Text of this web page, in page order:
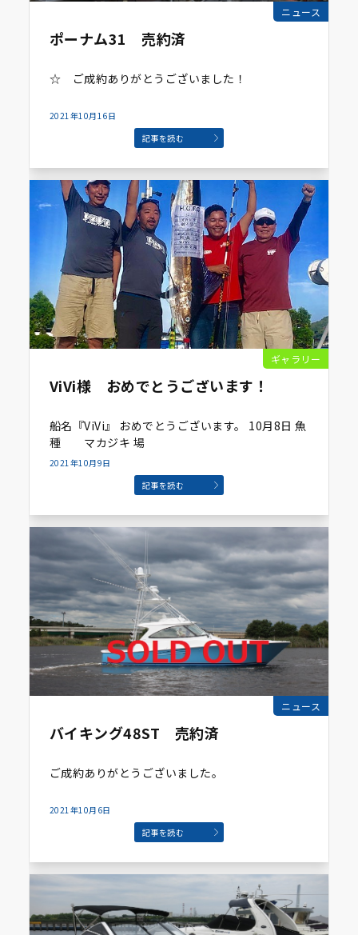
ニュース
ポーナム31 売約済
☆ ご成約ありがとうございました！
2021年10月16日
記事を読む
ギャラリー
ViVi様 おめでとうございます！
船名『ViVi』 おめでとうございます。 10月8日 魚
種 マカジキ 場
2021年10月9日
記事を読む
ニュース
バイキング48ST 売約済
ご成約ありがとうございました。
2021年10月6日
記事を読む